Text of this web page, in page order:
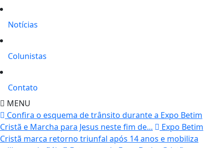
Notícias
Colunistas
Contato
MENU
Confira o esquema de trânsito durante a Expo Betim
Cristã e Marcha para Jesus neste fim de...
Expo Betim
Cristã marca retorno triunfal após 14 anos e mobiliza